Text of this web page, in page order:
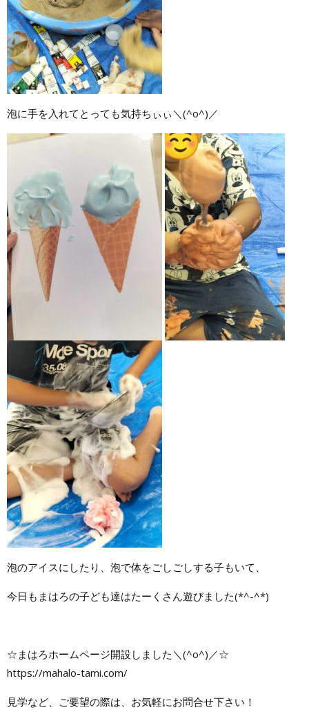
泡に手を入れてとっても気持ちぃぃ＼(^o^)／
泡のアイスにしたり、泡で体をごしごしする子もいて、
今日もまはろの子ども達はたーくさん遊びました(*^-^*)
☆まはろホームページ開設しました＼(^o^)／☆
https://mahalo-tami.com/
見学など、ご要望の際は、お気軽にお問合せ下さい！